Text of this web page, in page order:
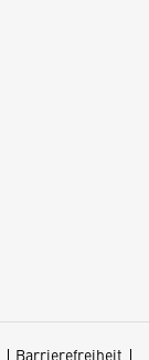
Barrierefreiheit